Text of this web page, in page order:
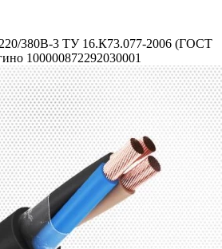
380В-3 ТУ 16.К73.077-2006 (ГОСТ
100000872292030001